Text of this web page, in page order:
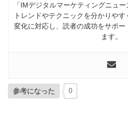
「IMデジタルマーケティングニュ
トレンドやテクニックを分かりや
変化に対応し、読者の成功をサポ
ます。
参考になった 0